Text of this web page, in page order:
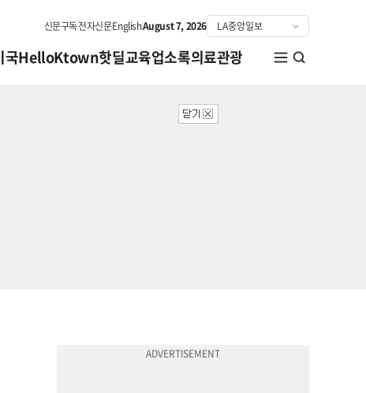
신문구독전자신문EnglishAugust 7, 2026
국HelloKtown핫딜교육업소록의료관광